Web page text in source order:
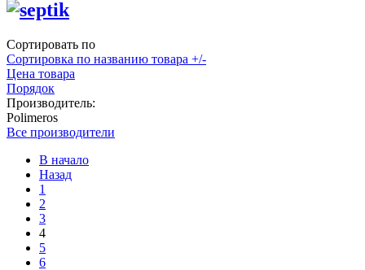
Сортировать по
Сортировка по названию товара +/-
Цена товара
Порядок
Производитель:
Polimeros
Все производители
В начало
Назад
1
2
3
4
5
6